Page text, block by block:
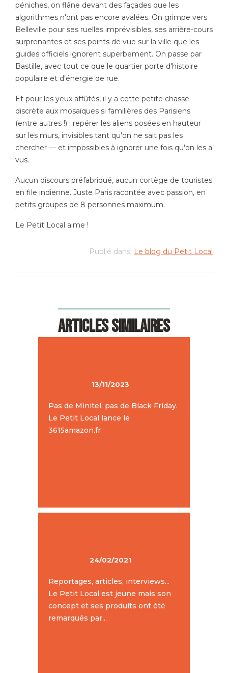
péniches, on flâne devant des façades que les
algorithmes n'ont pas encore avalées. On grimpe vers
Belleville pour ses ruelles imprévisibles, ses arrière-cours
surprenantes et ses points de vue sur la ville que les
guides officiels ignorent superbement. On passe par
Bastille, avec tout ce que le quartier porte d'histoire
populaire et d'énergie de rue.
Et pour les yeux affûtés, il y a cette petite chasse
discrète aux mosaïques si familières des Parisiens
(entre autres !) : repérer les aliens posées en hauteur
sur les murs, invisibles tant qu'on ne sait pas les
chercher — et impossibles à ignorer une fois qu'on les a
vus.
Aucun discours préfabriqué, aucun cortège de touristes
en file indienne. Juste Paris racontée avec passion, en
petits groupes de 8 personnes maximum.
Le Petit Local aime !
Publié dans: Le blog du Petit Local
Articles similaires
13/11/2023
Pas de Minitel, pas de Black Friday.
Le Petit Local lance le
3615amazon.fr
24/02/2021
Reportages, articles, interviews...
Le Petit Local est jeune mais son
concept et ses produits ont été
remarqués par...